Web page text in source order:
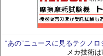
“あの”ニュースに見るテクノロ
メカ技術は